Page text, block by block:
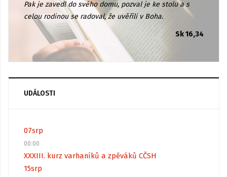
Pak je zavedl do svého domu, pozval je ke stolu a s
celou rodinou se radoval, že uvěřili v Boha.
Sk 16,34
UDÁLOSTI
07srp
00:00
XXXIII. kurz varhaníků a zpěváků CČSH
15srp